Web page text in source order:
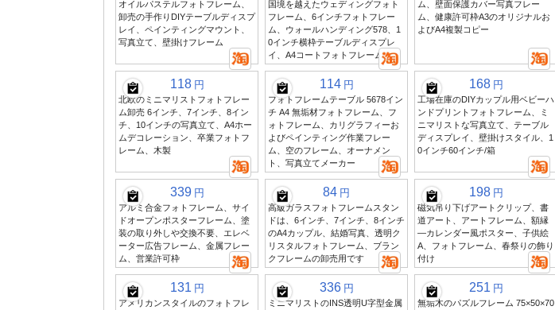
オイルパステルフォトフレーム、
卸売の手作りDIYテーブルディスプ
レイ、ペインティングマウント、
写真立て、壁掛けフレーム
国境を越えたウェディングフォト
フレーム、6インチフォトフレー
ム、ウォールハンディング578、1
0インチ横枠テーブルディスプレ
イ、A4コートフォトフレーム
ム、壁面保護カバー写真フレー
ム、健康許可枠A3のオリジナルお
よびA4複製コピー
118 円
北欧のミニマリストフォトフレー
ム卸売 6インチ、7インチ、8イン
チ、10インチの写真立て、A4ホー
ムデコレーション、卒業フォトフ
レーム、木製
114 円
フォトフレームテーブル 5678イン
チ A4 無垢材フォトフレーム、フ
ォトフレーム、カリグラフィーお
よびペインティング作業フレー
ム、空のフレーム、オーナメン
ト、写真立てメーカー
168 円
工場在庫のDIYカップル用ベビーハ
ンドプリントフォトフレーム、ミ
ニマリストな写真立て、テーブル
ディスプレイ、壁掛けスタイル、1
0インチ60インチ/箱
339 円
アルミ合金フォトフレーム、サイ
ドオープンポスターフレーム、塗
装の取り外しや交換不要、エレベ
ーター広告フレーム、金属フレー
ム、営業許可枠
84 円
高級ガラスフォトフレームスタン
ドは、6インチ、7インチ、8インチ
のA4カップル、結婚写真、透明ク
リスタルフォトフレーム、ブラン
クフレームの卸売用です
198 円
磁気吊り下げアートクリップ、書
道アート、アートフレーム、額縁
—カレンダー風ポスター、子供絵
A、フォトフレーム、春祭りの飾り
付け
131 円
アメリカンスタイルのフォトフレ
336 円
ミニマリストのINS透明U字型金属
251 円
無垢木のパズルフレーム 75×50×70